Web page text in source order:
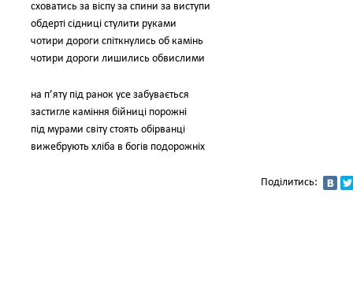
сховатись за віспу за спини за виступи
обдерті сідниці стулити руками
чотири дороги спіткнулись об камінь
чотири дороги лишились обвислими
на п’яту під ранок усе забувається
застигле каміння бійниці порожні
під мурами світу стоять обірванці
вижебрують хліба в богів подорожніх
Поділитись: